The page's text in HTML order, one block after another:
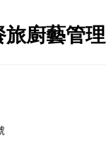
廚藝管